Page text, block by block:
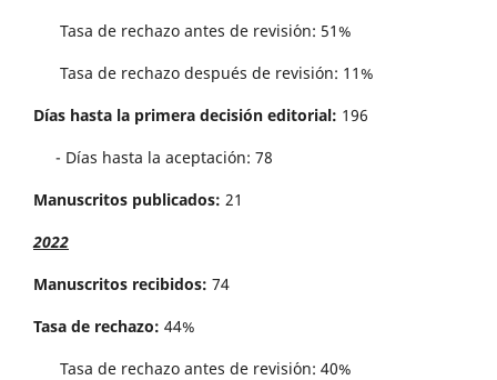
Tasa de rechazo antes de revisi´on: 51%
Tasa de rechazo después de revisión: 11%
Días hasta la primera decisión editorial: 196
- Días hasta la aceptación: 78
Manuscritos publicados: 21
2022
Manuscritos recibidos: 74
Tasa de rechazo: 44%
Tasa de rechazo antes de revisi´on: 40%